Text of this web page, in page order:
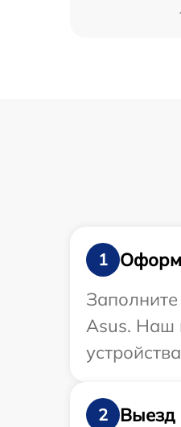
1
Asus. Наш
2
Выезд